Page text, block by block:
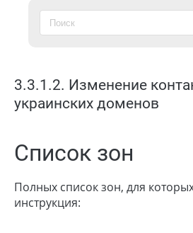
3.3.1.2. Изменение
украинских доменов
Список зон
Полных список зон, для
инструкция: